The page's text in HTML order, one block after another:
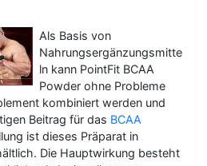
Als Basis von
Nahrungsergänzungsmitte
ln kann PointFit BCAA
Powder ohne Probleme
kombiniert werden und
Beitrag für das BCAA
ist dieses Präparat in
Die Hauptwirkung besteht